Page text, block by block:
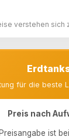
verstehen sich
für die beste
Preis nach
ist